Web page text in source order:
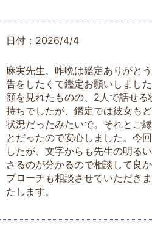
日付：2026/4/4
麻実先生、昨晩は鑑定ありがと
告をしたくて鑑定お願いしまし
顔を見れたものの、2人で話せ
持ちでしたが、鑑定では彼女も
状況だったみたいで。それとご
とだったので安心しました。今
したが、文字からも先生の明る
さるのが分かるので相談して良
プローチも相談させていただき
たします。